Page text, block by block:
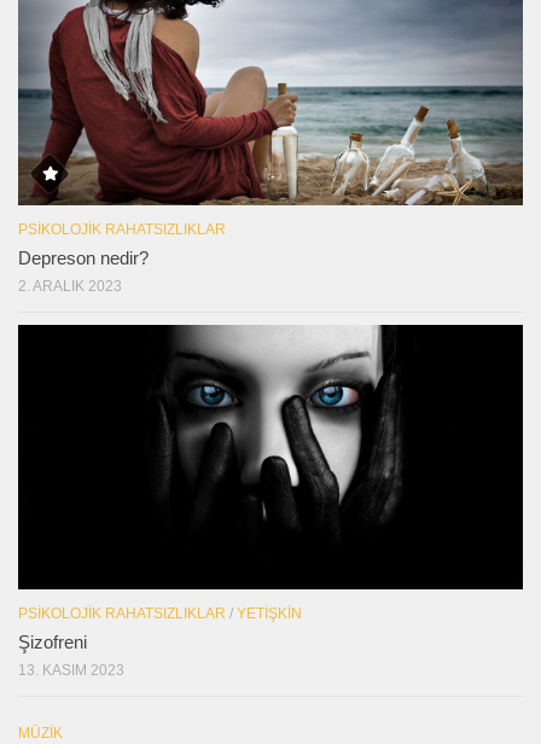
PSIKOLOJIK RAHATSIZLIKLAR
Depreson nedir?
2. ARALIK 2023
PSIKOLOJIK RAHATSIZLIKLAR / YETIŞKIN
Şizofreni
13. KASIM 2023
MÜZIK